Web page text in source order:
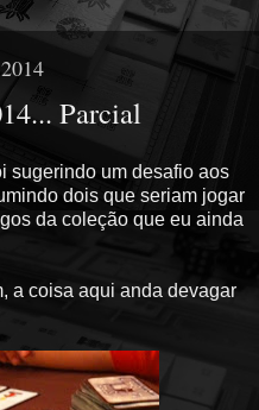
Parcial
sugerindo um desafio aos
dois que seriam jogar
da coleção que eu ainda
a coisa aqui anda devagar